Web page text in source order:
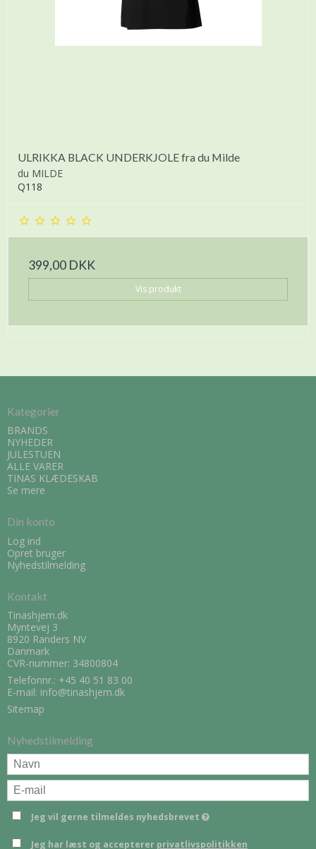
ULRIKKA BLACK UNDERKJOLE fra du Milde
du MILDE
Q118
399,00 DKK
Vis produkt
Kategorier
BRANDS
NYHEDER
JULESTUEN
ALLE VARER
TINAS KLÆDESKAB
Se mere
Din konto
Log ind
Opret bruger
Nyhedstilmelding
Kontakt
Tinashjem.dk
Myntevej 3
8920 Randers NV
Danmark
CVR-nummer: 34800804
Telefonnr.: +45 40 51 83 00
E-mail: info@tinashjem.dk
Sitemap
Nyhedstilmelding
Jeg vil gerne tilmeldes nyhedsbrevet
Jeg har læst og accepterer privatlivspolitikken